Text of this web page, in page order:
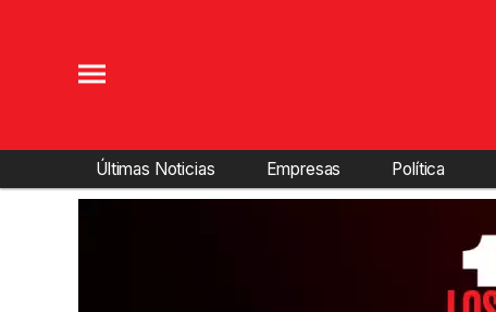
Últimas Noticias Empresas Política